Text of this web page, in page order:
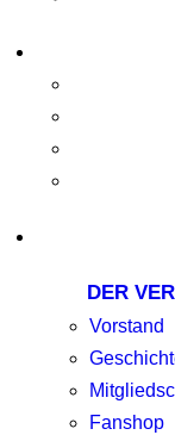
DER
Vorstand
Fanshop